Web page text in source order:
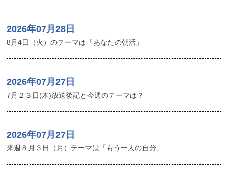
2026年07月28日
8月4日（火）のテーマは「あなたの朝活」
2026年07月27日
7月２３日(木)放送後記と今週のテーマは？
2026年07月27日
来週８月３日（月）テーマは「もう一人の自分」